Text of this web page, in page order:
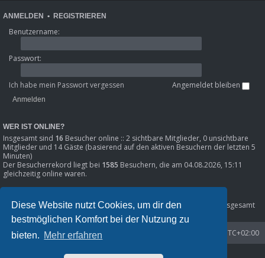
Diese Website nutzt Cookies, um dir den
bestmöglichen Komfort bei der Nutzung zu
bieten. Mehr erfahren
ANMELDEN • REGISTRIEREN
Benutzername:
Passwort:
Ich habe mein Passwort vergessen Angemeldet bleiben
WER IST ONLINE?
Insgesamt sind 16 Besucher online :: 2 sichtbare Mitglieder, 0 unsichtbare
Mitglieder und 14 Gäste (basierend auf den aktiven Besuchern der letzten 5
Minuten)
Der Besucherrekord liegt bei 1585 Besuchern, die am 04.08.2026, 15:11
gleichzeitig online waren.
Beiträge insgesamt80301• Themen insgesamt8633• Mitglieder insgesamt
1216
• Unser neuestes Mitglied: Phil_SE
Startseite
Foren-Übersicht UTC+02:00
Powered byphpBB® Forum Software © phpBB Limited